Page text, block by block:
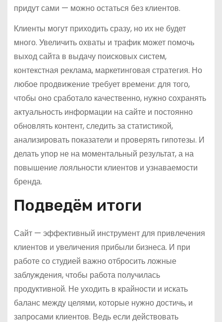
придут сами — можно остаться без клиентов.
Клиенты могут приходить сразу, но их не будет
много. Увеличить охваты и трафик может помочь
выход сайта в выдачу поисковых систем,
контекстная реклама, маркетинговая стратегия. Но
любое продвижение требует времени: для того,
чтобы оно сработало качественно, нужно сохранять
актуальность информации на сайте и постоянно
обновлять контент, следить за статистикой,
анализировать показатели и проверять гипотезы. И
делать упор не на моментальный результат, а на
повышение лояльности клиентов и узнаваемости
бренда.
Подведём итоги
Сайт — эффективный инструмент для привлечения
клиентов и увеличения прибыли бизнеса. И при
работе со студией важно отбросить ложные
заблуждения, чтобы работа получилась
продуктивной. Не уходить в крайности и искать
баланс между целями, которые нужно достичь, и
запросами клиентов. Ведь если действовать